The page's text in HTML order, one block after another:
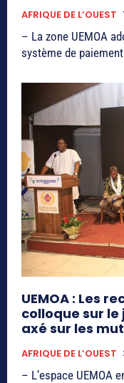
AFRIQUE DE L’OUEST
– La zone UEMOA
système de
UEMOA : Les
colloque sur
axé sur les
AFRIQUE DE L’OUEST
– L’espace UEMOA